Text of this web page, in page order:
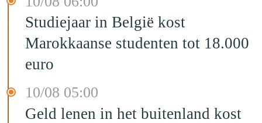
Studiejaar in België kost
Marokkaanse studenten tot 18.000
euro
10/08 05:00
Geld lenen in het buitenland kost